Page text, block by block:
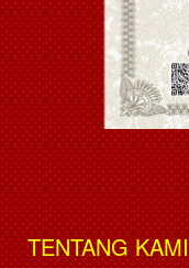
TENTANG KAMI